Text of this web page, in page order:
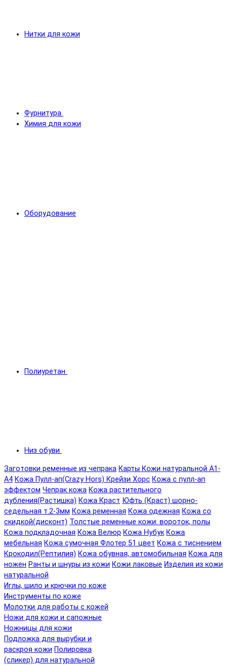
Нитки для кожи
Фурнитура
Химия для кожи
Оборудование
Полиуретан
Низ обуви
Заготовки ременные из чепрака Карты Кожи натуральной А1-
А4 Кожа Пулл-ап(Crazy Hors) Крейзи Хорс Кожа с пулл-ап
эффектом Чепрак кожа Кожа растительного
дубления(Растишка) Кожа Краст Юфть (Краст) шорно-
седельная т.2-3мм Кожа ременная Кожа одежная Кожа со
скидкой(дисконт) Толстые ременные кожи: вороток, полы
Кожа подкладочная Кожа Велюр Кожа Нубук Кожа
мебельная Кожа сумочная Флотер 51 цвет Кожа с тиснением
Крокодил(Рептилия) Кожа обувная, автомобильная Кожа для
ножен Ранты и шнуры из кожи Кожи лаковые Изделия из кожи
натуральной
Иглы, шило и крючки по коже
Инструменты по коже
Молотки для работы с кожей
Ножи для кожи и сапожные
Ножницы для кожи
Подложка для вырубки и
раскроя кожи Полировка
(сликер) для натуральной